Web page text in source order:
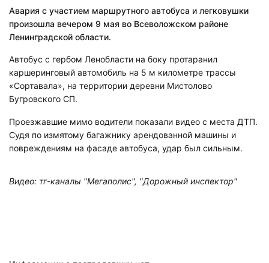
Авария с участием маршрутного автобуса и легковушки
произошла вечером 9 мая во Всеволожском районе
Ленинградской области.
Автобус с гербом Ленобласти на боку протаранил
каршеринговый автомобиль на 5 м километре трассы
«Сортавала», на территории деревни Мистолово
Бугровского СП.
Проезжавшие мимо водители показали видео с места ДТП.
Судя по измятому багажнику арендованной машины и
повреждениям на фасаде автобуса, удар был сильным.
Видео: тг-каналы "Мегаполис", "Дорожный инспектор"